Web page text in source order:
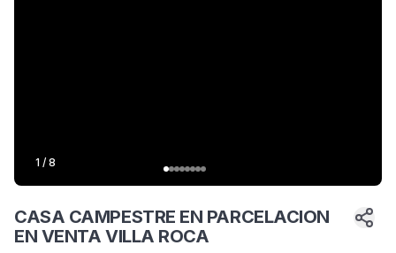
1 / 8
CASA CAMPESTRE EN PARCELACION
EN VENTA VILLA ROCA